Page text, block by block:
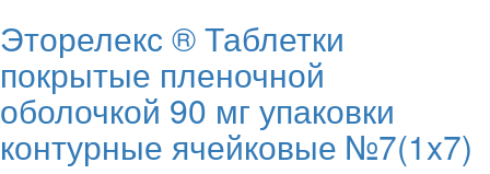
Эторелекс ® Таблетки
покрытые пленочной
оболочкой 90 мг упаковки
контурные ячейковые №7(1x7)